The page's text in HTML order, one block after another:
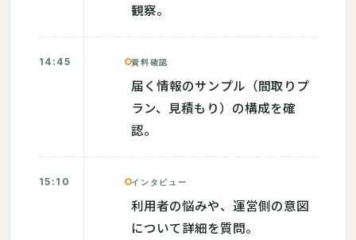
観察。
14:45 資料確認
届く情報のサンプル（間取りプ
ラン、見積もり）の構成を確
認。
15:10 インタビュー
利用者の悩みや、運営側の意図
について詳細を質問。